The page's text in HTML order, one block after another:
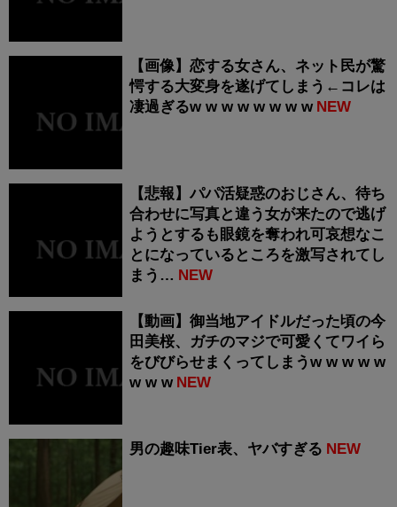
【画像】恋する女さん、ネット民が驚
愕する大変身を遂げてしまう←コレは
凄過ぎるw w w w w w w w NEW
【悲報】パパ活疑惑のおじさん、待ち
合わせに写真と違う女が来たので逃げ
ようとするも眼鏡を奪われ可哀想なこ
とになっているところを激写されてし
まう… NEW
【動画】御当地アイドルだった頃の今
田美桜、ガチのマジで可愛くてワイら
をびびらせまくってしまうw w w w w
w w w NEW
男の趣味Tier表、ヤバすぎる NEW